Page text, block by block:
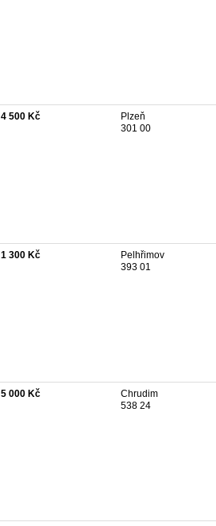
4 500 Kč
Plzeň
301 00
1 300 Kč
Pelhřimov
393 01
5 000 Kč
Chrudim
538 24